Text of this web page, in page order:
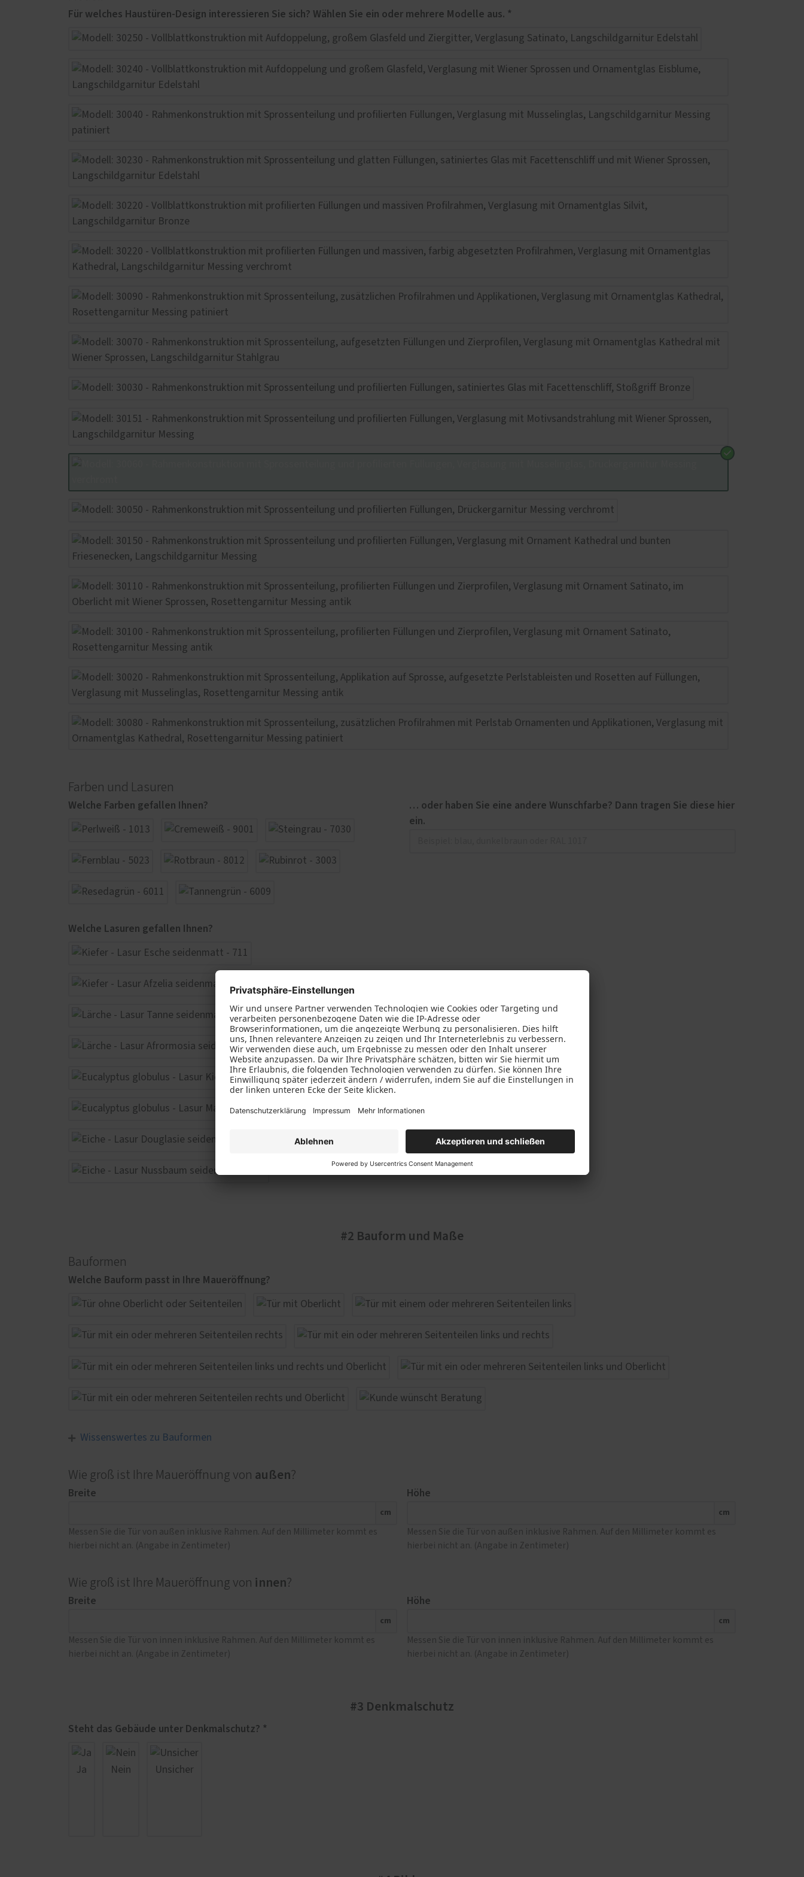
Service
Förderung für Fenster und
Weitere Leistungen
Markisen
Für welches Haustüren-Design interessieren Sie sich? Wählen Sie ein oder mehrere Modelle aus. *
Farben und Lasuren
Welche Farben gefallen Ihnen?
Welche Lasuren gefallen Ihnen?
… oder haben Sie eine andere Wunschfarbe? Dann tragen Sie diese hier
ein.
#2 Bauform und Maße
Bauformen
Welche Bauform passt in Ihre Maueröffnung?
Wissenswertes zu Bauformen
Wie groß ist Ihre Maueröffnung von außen?
Breite
cm
Messen Sie die Tür von außen inklusive Rahmen. Auf den Millimeter kommt es
hierbei nicht an. (Angabe in Zentimeter)
Höhe
cm
Messen Sie die Tür von außen inklusive Rahmen. Auf den Millimeter kommt es
hierbei nicht an. (Angabe in Zentimeter)
Wie groß ist Ihre Maueröffnung von innen?
Breite
cm
Messen Sie die Tür von innen inklusive Rahmen. Auf den Millimeter kommt es
hierbei nicht an. (Angabe in Zentimeter)
Höhe
cm
Messen Sie die Tür von innen inklusive Rahmen. Auf den Millimeter kommt es
hierbei nicht an. (Angabe in Zentimeter)
#3 Denkmalschutz
Steht das Gebäude unter Denkmalschutz? *
Ja Nein Unsicher